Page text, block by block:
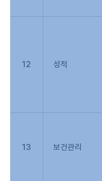
12 성적
13 보건관리